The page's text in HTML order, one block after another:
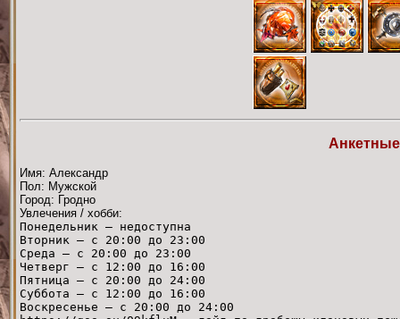
Имя: Александр
Пол: Мужской
Город: Гродно
Увлечения / хобби:
Понедельник — недоступна
Вторник — с 20:00 до 23:00
Среда — с 20:00 до 23:00
Четверг — с 12:00 до 16:00
Пятница — с 20:00 до 24:00
Суббота — с 12:00 до 16:00
Воскресенье — с 20:00 до 24:00